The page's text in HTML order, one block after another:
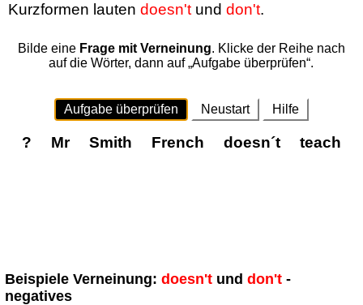
Kurzformen lautendoesn'tunddon't.
Beispiele Verneinung:doesn't unddon't-
negatives